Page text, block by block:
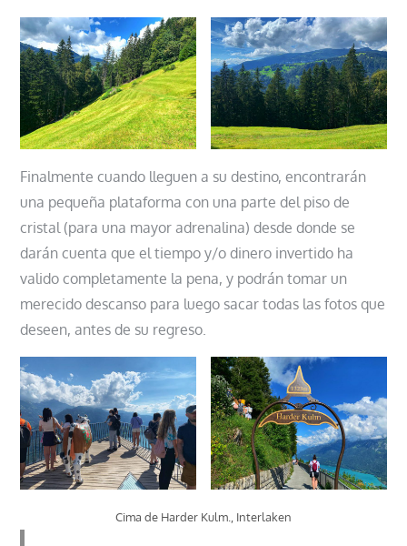
Finalmente cuando lleguen a su destino, encontrarán
una pequeña plataforma con una parte del piso de
cristal (para una mayor adrenalina) desde donde se
darán cuenta que el tiempo y/o dinero invertido ha
valido completamente la pena, y podrán tomar un
merecido descanso para luego sacar todas las fotos que
deseen, antes de su regreso.
Cima de Harder Kulm., Interlaken